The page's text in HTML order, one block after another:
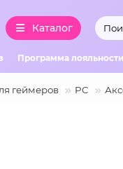
Каталог
Программа
геймеров PC